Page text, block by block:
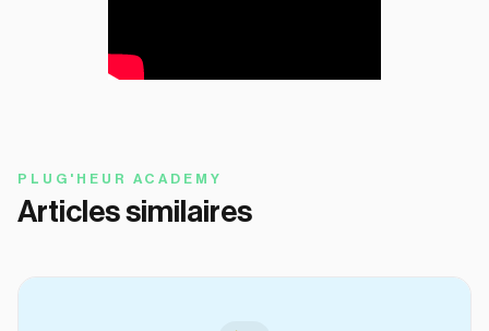
PLUG'HEUR ACADEMY
Articles similaires